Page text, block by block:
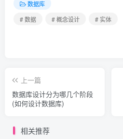
数据库
# 数据
# 概念设计 # 实体
上一篇
数据库设计分为哪几个阶段
(如何设计数据库)
相关推荐